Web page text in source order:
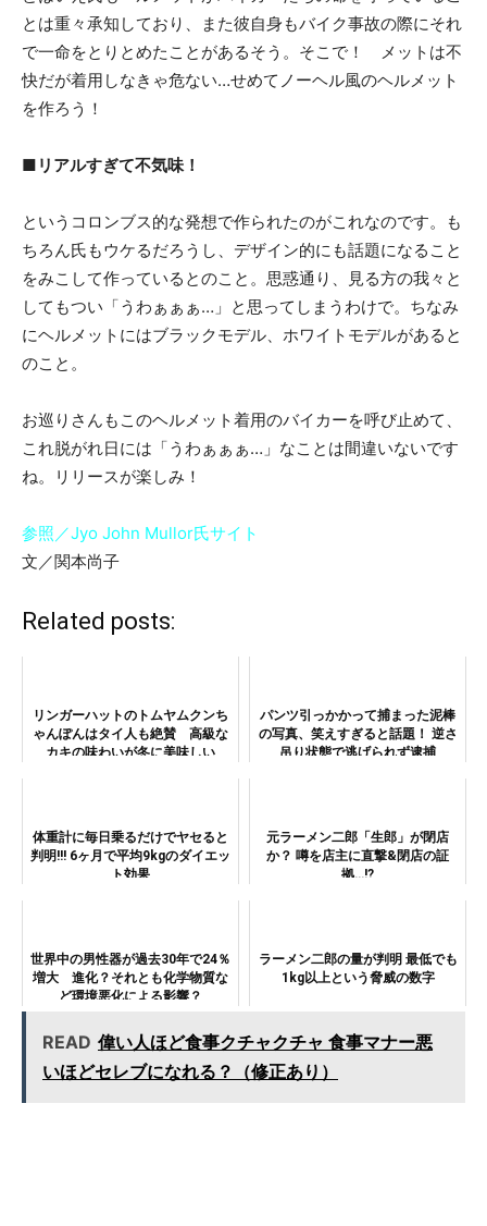
とは重々承知しており、また彼自身もバイク事故の際にそれ
で一命をとりとめたことがあるそう。そこで！ メットは不
快だが着用しなきゃ危ない…せめてノーヘル風のヘルメット
を作ろう！
■リアルすぎて不気味！
というコロンブス的な発想で作られたのがこれなのです。も
ちろん氏もウケるだろうし、デザイン的にも話題になること
をみこして作っているとのこと。思惑通り、見る方の我々と
してもつい「うわぁぁぁ…」と思ってしまうわけで。ちなみ
にヘルメットにはブラックモデル、ホワイトモデルがあると
のこと。
お巡りさんもこのヘルメット着用のバイカーを呼び止めて、
これ脱がれ日には「うわぁぁぁ…」なことは間違いないです
ね。リリースが楽しみ！
参照／Jyo John Mullor氏サイト
文／関本尚子
Related posts:
リンガーハットのトムヤムクンち
ゃんぽんはタイ人も絶賛 高級な
カキの味わいが冬に美味しい
パンツ引っかかって捕まった泥棒
の写真、笑えすぎると話題！ 逆さ
吊り状態で逃げられず逮捕
体重計に毎日乗るだけでヤセると
判明!!! 6ヶ月で平均9kgのダイエッ
ト効果
元ラーメン二郎「生郎」が閉店
か？ 噂を店主に直撃&閉店の証
拠…!?
世界中の男性器が過去30年で24％
増大 進化？それとも化学物質な
ど環境悪化による影響？
ラーメン二郎の量が判明 最低でも
1kg以上という脅威の数字
READ 偉い人ほど食事クチャクチャ 食事マナー悪
いほどセレブになれる？（修正あり）